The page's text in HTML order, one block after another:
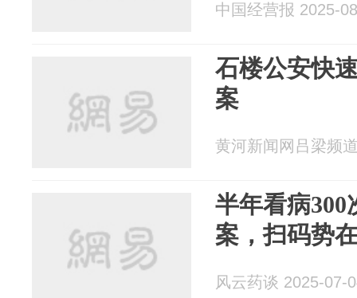
中国经营报 2025-
石楼公安快
案
黄河新闻网吕梁频
半年看病300
案，扫码势
风云药谈 2025-07-